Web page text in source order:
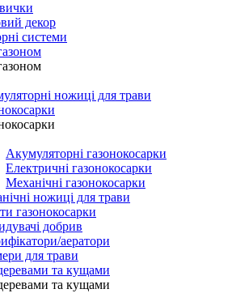
декор
системи
ножиці для трави
Акумуляторні газонокосарки
Електричні газонокосарки
Механічні газонокосарки
ножиці для трави
газонокосарки
добрив
аератори
для трави
та кущами
та кущами